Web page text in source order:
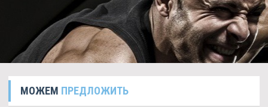
МОЖЕМ ПРЕДЛОЖИТЬ